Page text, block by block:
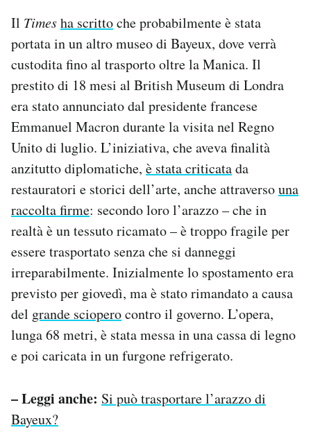
Il Timesha scrittoche probabilmente è stata
portata in un altro museo di Bayeux, dove verrà
custodita fino al trasporto oltre la Manica. Il
prestito di 18 mesi al British Museum di Londra
era stato annunciato dal presidente francese
Emmanuel Macron durante la visita nel Regno
Unito di luglio. L’iniziativa, che aveva finalità
anzitutto diplomatiche, è stata criticatada
restauratori e storici dell’arte, anche attraversouna
raccolta firme: secondo loro l’arazzo – che in
realtà è un tessuto ricamato – è troppo fragile per
essere trasportato senza che si danneggi
irreparabilmente. Inizialmente lo spostamento era
previsto per giovedì, ma è stato rimandato a causa
del grande scioperocontro il governo. L’opera,
lunga 68 metri, è stata messa in una cassa di legno
e poi caricata in un furgone refrigerato.
– Leggi anche: Si può trasportare l’arazzo di
Bayeux?